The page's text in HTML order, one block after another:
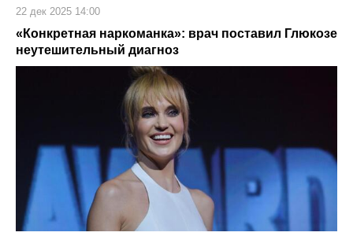
22 дек 2025 14:00
«Конкретная наркоманка»: врач поставил Глюкозе
неутешительный диагноз